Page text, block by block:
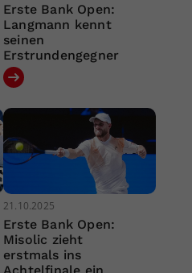
Erste Bank Open:
Langmann kennt
seinen
Erstrundengegner
21.10.2025
Erste Bank Open:
Misolic zieht
erstmals ins